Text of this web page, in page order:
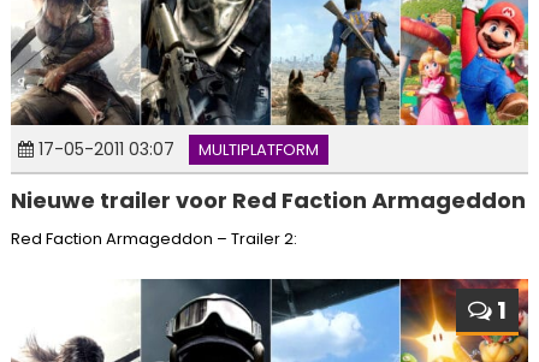
17-05-2011 03:07 MULTIPLATFORM
Nieuwe trailer voor Red Faction Armageddon
Red Faction Armageddon – Trailer 2:
1